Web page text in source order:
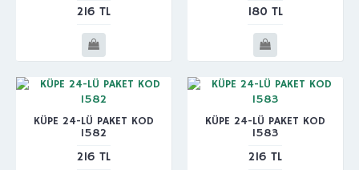
216 TL 180 TL
KÜPE 24-LÜ PAKET KOD
1582
216 TL
KÜPE 24-LÜ PAKET KOD
1583
216 TL